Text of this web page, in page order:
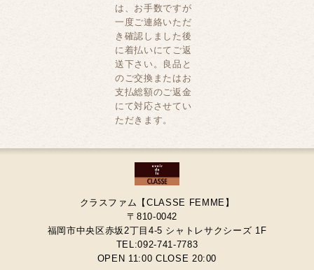
は、お手数ですが
一度ご連絡いただ
き確認しました後
に着払いにてご返
送下さい。良品と
のご交換またはお
支払総額のご返金
にて対応させてい
ただきます。
クラスファム【CLASSE FEMME】
〒810-0042
福岡市中央区赤坂2丁目4-5 シャトレサクシーズ 1F
TEL:092-741-7783
OPEN 11:00 CLOSE 20:00